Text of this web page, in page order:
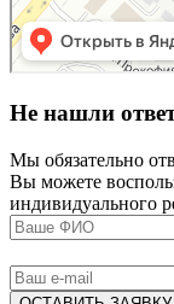
Не нашли
Мы обязательно
Вы можете
индивидуального